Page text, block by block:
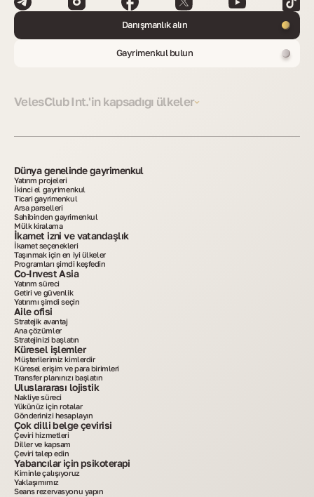
Danışmanlık alın
Gayrimenkul bulun
VelesClub Int.'in kapsadığı ülkeler
Dünya genelinde gayrimenkul
Yatırım projeleri
İkinci el gayrimenkul
Ticari gayrimenkul
Arsa parselleri
Sahibinden gayrimenkul
Mülk kiralama
İkamet izni ve vatandaşlık
İkamet seçenekleri
Taşınmak için en iyi ülkeler
Programları şimdi keşfedin
Co-Invest Asia
Yatırım süreci
Getiri ve güvenlik
Yatırımı şimdi seçin
Aile ofisi
Stratejik avantaj
Ana çözümler
Stratejinizi başlatın
Küresel işlemler
Müşterilerimiz kimlerdir
Küresel erişim ve para birimleri
Transfer planınızı başlatın
Uluslararası lojistik
Nakliye süreci
Yükünüz için rotalar
Gönderinizi hesaplayın
Çok dilli belge çevirisi
Çeviri hizmetleri
Diller ve kapsam
Çeviri talep edin
Yabancılar için psikoterapi
Kiminle çalışıyoruz
Yaklaşımımız
Seans rezervasyonu yapın